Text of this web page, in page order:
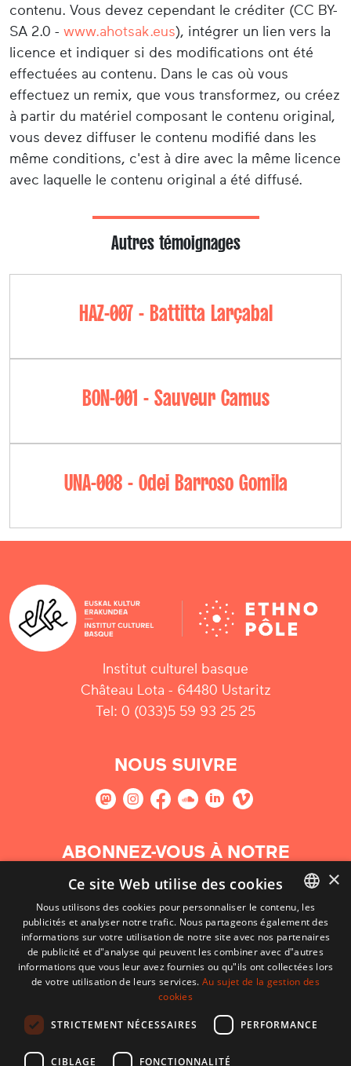
contenu. Vous devez cependant le créditer (CC BY-
SA 2.0 - www.ahotsak.eus), intégrer un lien vers la
licence et indiquer si des modifications ont été
effectuées au contenu. Dans le cas où vous
effectuez un remix, que vous transformez, ou créez
à partir du matériel composant le contenu original,
vous devez diffuser le contenu modifié dans les
même conditions, c'est à dire avec la même licence
avec laquelle le contenu original a été diffusé.
Autres témoignages
HAZ-007 - Battitta Larçabal
BON-001 - Sauveur Camus
UNA-008 - Odei Barroso Gomila
Institut culturel basque
Château Lota - 64480 Ustaritz
Tel: 0 (033)5 59 93 25 25
NOUS SUIVRE
ABONNEZ-VOUS À NOTRE
NEWSLETTER
S'abonner
BASQUE
FRENCH
×
Ce site Web utilise des cookies
Nous utilisons des cookies pour personnaliser le contenu, les
publicités et analyser notre trafic. Nous partageons également des
informations sur votre utilisation de notre site avec nos partenaires
de publicité et d"analyse qui peuvent les combiner avec d"autres
informations que vous leur avez fournies ou qu"ils ont collectées lors
de votre utilisation de leurs services.Au sujet de la gestion des
cookies
STRICTEMENT NÉCESSAIRES PERFORMANCE
CIBLAGE FONCTIONNALITÉ